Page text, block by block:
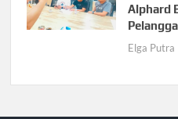
Alphard
Elga Putra